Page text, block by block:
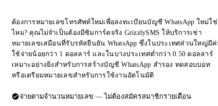
ต้องการหมายเลขโทรศัพท์ใหม่เพื่อลงทะเบียนบัญชี WhatsApp ใหม่ใช่
ไหม? คุณไม่จำเป็นต้องมีซิมการ์ดจริง GrizzlySMS ให้บริการเช่า
หมายเลขเสมือนที่รับรหัสยืนยัน WhatsApp ซึ่งในประเทศส่วนใหญ่มีค่
ใช้จ่ายน้อยกว่า 1 ดอลลาร์ และในบางประเทศต่ำกว่า 0.50 ดอลลาร์
เหมาะอย่างยิ่งสำหรับการสร้างบัญชี WhatsApp สำรอง ทดสอบบอท
หรือเตรียมหมายเลขสำหรับการใช้งานอัตโนมัติ
จ่ายตามจำนวนหมายเลข — ไม่ต้องสมัครสมาชิกรายเดือน